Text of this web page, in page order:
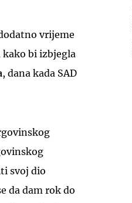
vrijeme
kako bi izbjegla
, dana kada SAD
‌svoj dio
da dam rok do